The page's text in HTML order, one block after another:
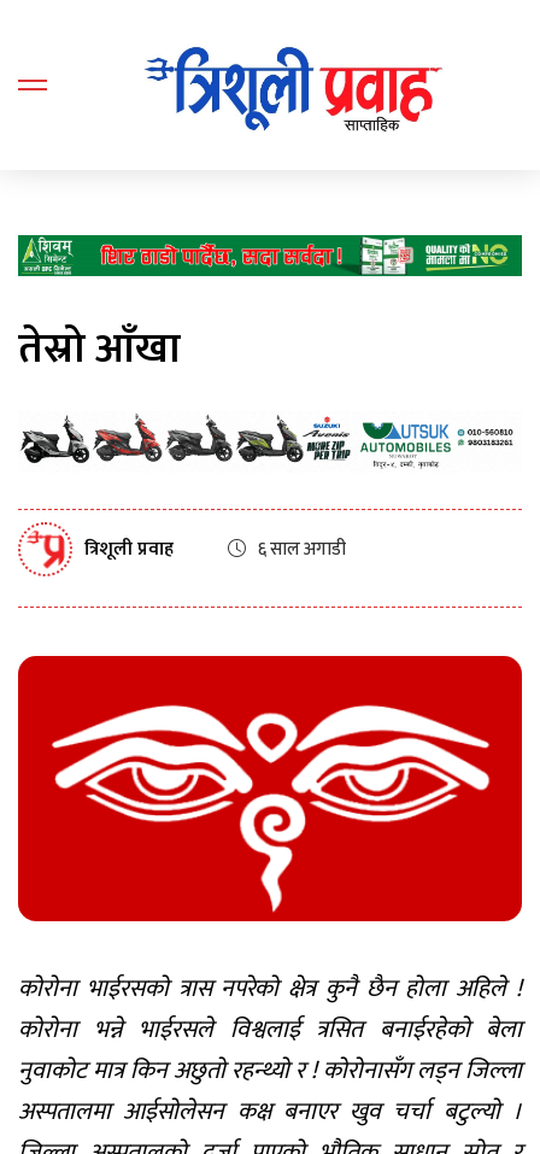
तेस्रो आँखा
त्रिशूली प्रवाह ६ साल अगाडी
कोरोना भाईरसको त्रास नपरेको क्षेत्र कुनै छैन होला अहिले !
कोरोना भन्ने भाईरसले विश्वलाई त्रसित बनाईरहेको बेला
नुवाकोट मात्र किन अछुतो रहन्थ्यो र ! कोरोनासँग लड्न जिल्ला
अस्पतालमा आईसोलेसन कक्ष बनाएर खुव चर्चा बटुल्यो ।